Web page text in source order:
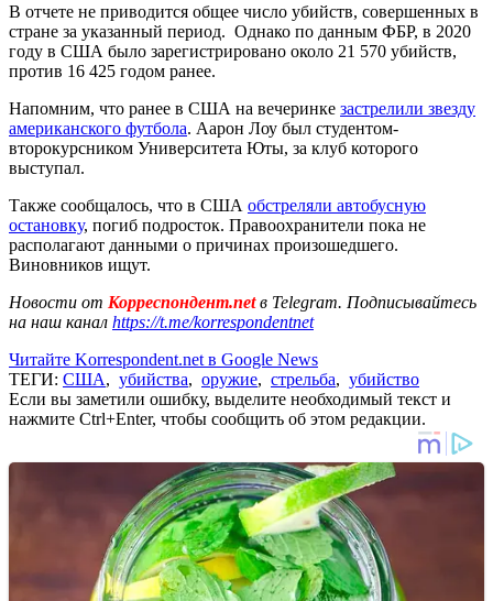
В отчете не приводится общее число убийств, совершенных в
стране за указанный период. Однако по данным ФБР, в 2020
году в США было зарегистрировано около 21 570 убийств,
против 16 425 годом ранее.
Напомним, что ранее в США на вечеринке застрелили звезду
американского футбола. Аарон Лоу был студентом-
второкурсником Университета Юты, за клуб которого
выступал.
Также сообщалось, что в США обстреляли автобусную
остановку, погиб подросток. Правоохранители пока не
располагают данными о причинах произошедшего.
Виновников ищут.
Новости от Корреспондент.netв Telegram. Подписывайтесь
на наш канал https://t.me/korrespondentnet
Читайте Korrespondent.net в Google News
ТЕГИ: США, убийства, оружие, стрельба, убийство
Если вы заметили ошибку, выделите необходимый текст и
нажмите Ctrl+Enter, чтобы сообщить об этом редакции.